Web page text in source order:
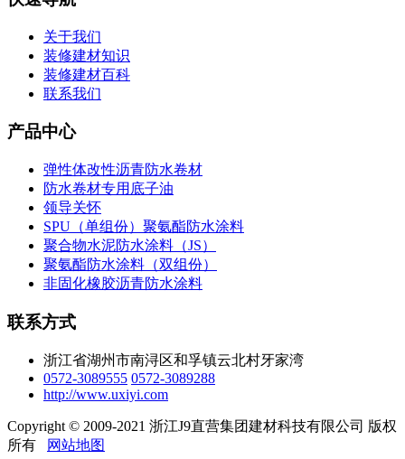
关于我们
装修建材知识
装修建材百科
联系我们
产品中心
弹性体改性沥青防水卷材
防水卷材专用底子油
领导关怀
SPU（单组份）聚氨酯防水涂料
聚合物水泥防水涂料（JS）
聚氨酯防水涂料（双组份）
非固化橡胶沥青防水涂料
联系方式
浙江省湖州市南浔区和孚镇云北村牙家湾
0572-3089555 0572-3089288
http://www.uxiyi.com
Copyright © 2009-2021 浙江J9直营集团建材科技有限公司 版权
所有
网站地图